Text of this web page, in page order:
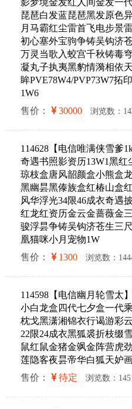
琵琶白发蓝琵琶黑发原色
月马霸红尘雷首飞电步景
初心塞外宝驹争铸吴钩济
万灵当歌入蛟宫千秋铸毒
凝丸子执夷黑豹情漪相依
眸PVE78W4/PVP73W7拓
1W6
售价：
30000 浏览数：
114628【电信唯满侠雪爹
奇遇书照影资历13W1黑
琼枝盒唐风韶颜盒小熊盒
黑幽昙黑傣族盒红椿山盒
风华浮光34限46成衣奇遇
红龙红资历金云金蔷薇金
骏浮昙争铸吴钩济苍生三
凰猫咪小月宠物1W
售价：
1300 浏览数：
114598【电信幽月轮雪太
小白龙盒四代七夕盒一代
枕戈黑潇湘锦衣行谒游彩
22限24成衣黑狐裘折枝缀
鼠红鼠金猪金飒金阵营虎
莲隐客夜昙帝华白狐天妒
售价：
待定 浏览数：